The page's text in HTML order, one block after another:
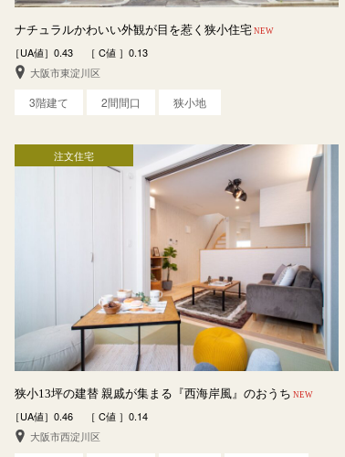
ナチュラルかわいい外観が目を惹く狭小住宅 NEW
［UA値］0.43 ［ C値 ］0.13
大阪市東淀川区
3階建て 2間間口 狭小地
注文住宅
狭小13坪の建替 親戚が集まる『西海岸風』のおうち NEW
［UA値］0.46 ［ C値 ］0.14
大阪市西淀川区